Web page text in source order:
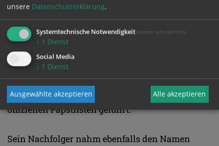
Johannes Paul I. (1978) mit seinen 33 Pontifikats-
Tagen ist nur einer von ihnen; er belegt lediglich
Rang acht der kürzesten Amtszeiten. Am
kürzesten war wohl die Verweildauer von
Stephan II. (752) auf dem Papstthron. Da er schon
vier Tage nach seiner Wahl starb und eine
Krönung nicht stattfand, wird er nicht in den
offiziellen Papstlisten geführt.
Sein Nachfolger nahm ebenfalls den Namen
unsere Datenschutzerklärung.
Systemtechnische Notwendigkeit (immer erforderlich)
↓ 1 Dienst
Social Media
↓ 1 Dienst
Ausgewählte akzeptieren Alle akzeptieren